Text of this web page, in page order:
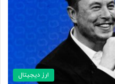
ارز دیجیتال